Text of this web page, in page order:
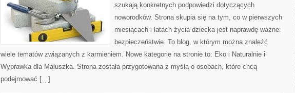
szukają konkretnych podpowiedzi dotyczących
noworodków. Strona skupia się na tym, co w pierwszych
miesiącach i latach życia dziecka jest naprawdę ważne:
bezpieczeństwie. To blog, w którym można znaleźć
wiele tematów związanych z karmieniem. Nowe kategorie na stronie to: Eko i Naturalnie i
Wyprawka dla Maluszka. Strona została przygotowana z myślą o osobach, które chcą
podejmować […]